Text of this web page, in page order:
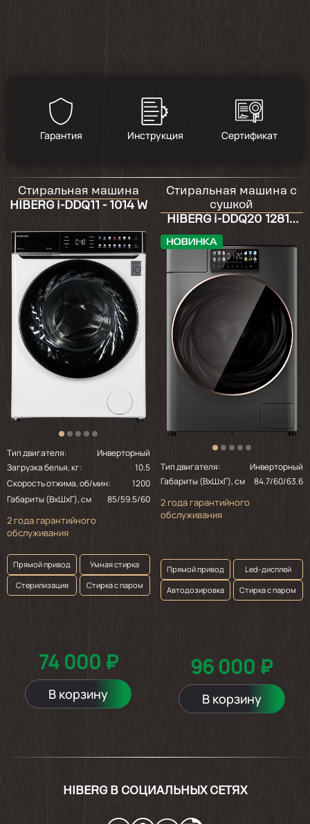
Гарантия Инструкция Сертификат
Стиральная машина
HIBERG i-DDQ11 - 1014 W
Тип двигателя:
Инверторный
Загрузка белья, кг:
10.5
Скорость отжима, об/мин:
1200
Габариты (ВхШхГ), см
85/59.5/60
2 года гарантийного
обслуживания
Прямой привод
Умная стирка
Стерилизация
Стирка с паром
74 000 ₽
В корзину
Стиральная машина с
сушкой
HIBERG i-DDQ20 12814
Тип двигателя:
Инверторный
Габариты (ВхШхГ), см
84.7/60/63.6
2 года гарантийного
обслуживания
Прямой привод
Led-дисплей
Автодозировка
Стирка с паром
96 000 ₽
В корзину
HIBERG В СОЦИАЛЬНЫХ СЕТЯХ